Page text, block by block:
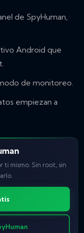
de SpyHuman,
Android que
de monitoreo.
empiezan a
ti mismo. Sin root, sin